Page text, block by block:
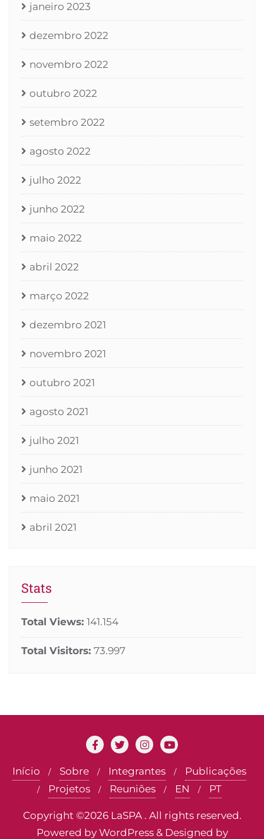
janeiro 2023
dezembro 2022
novembro 2022
outubro 2022
setembro 2022
agosto 2022
julho 2022
junho 2022
maio 2022
abril 2022
março 2022
dezembro 2021
novembro 2021
outubro 2021
agosto 2021
julho 2021
junho 2021
maio 2021
abril 2021
Stats
Total Views: 141.154
Total Visitors: 73.997
Início Sobre Integrantes
Publicações
Projetos
Reuniões EN PT
Copyright ©2026 LaSPA . All rights reserved.
Powered by WordPress & Designed by